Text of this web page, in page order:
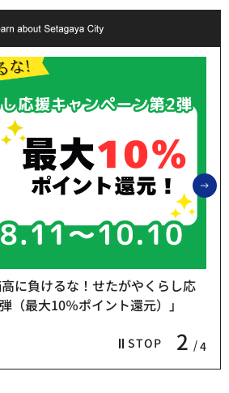
STOP 2 4
に負けるな！せたがやくらし応
（最大10％ポイント還元）」